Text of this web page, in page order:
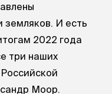
земляков. И есть
2022 года
три наших
Моор.